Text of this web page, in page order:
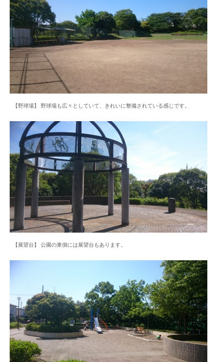
【野球場】 野球場も広々としていて、きれいに整備されている感じです。
【展望台】 公園の東側には展望台もあります。